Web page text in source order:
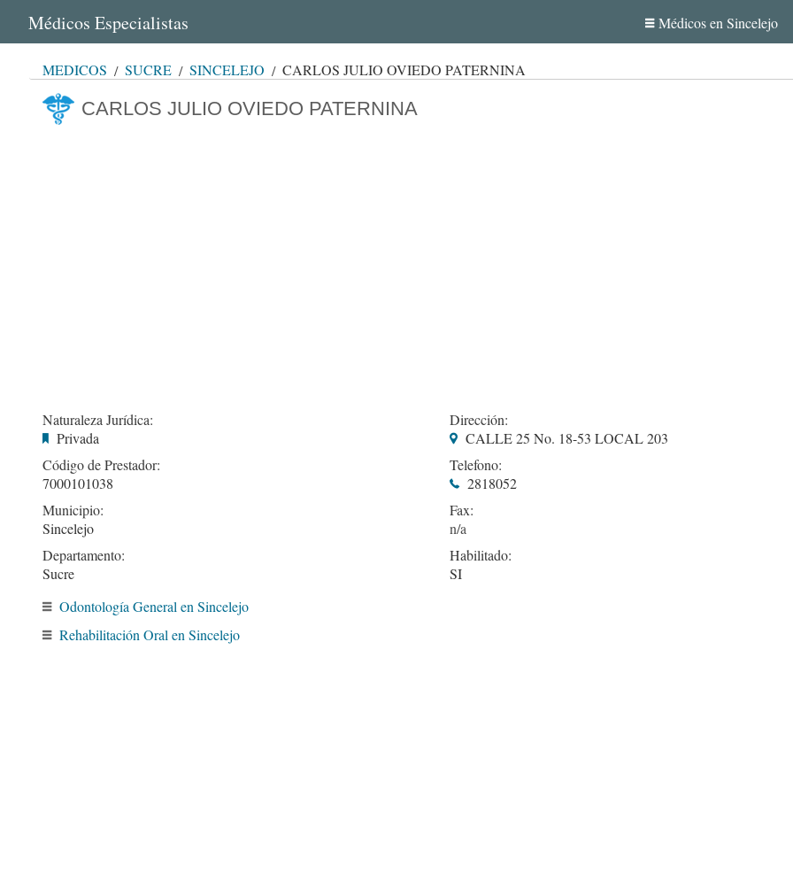
Médicos Especialistas Médicos en Sincelejo
MÉDICOS SUCRE SINCELEJO CARLOS JULIO OVIEDO PATERNINA
CARLOS JULIO OVIEDO PATERNINA
Naturaleza Jurídica:
Privada
Código de Prestador:
7000101038
Municipio:
Sincelejo
Departamento:
Sucre
Dirección:
CALLE 25 No. 18-53 LOCAL 203
Telefono:
2818052
Fax:
Habilitado:
SI
Odontología General en Sincelejo
Rehabilitación Oral en Sincelejo